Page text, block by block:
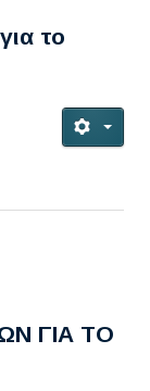
το
ΓΙΑ ΤΟ